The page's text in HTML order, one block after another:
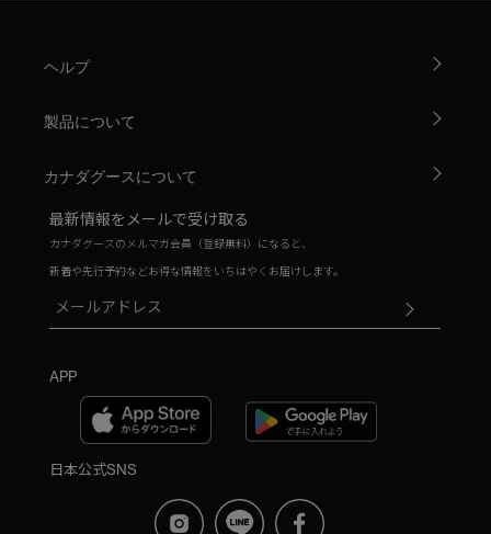
ヘルプ
製品について
カナダグースについて
最新情報をメールで受け取る
カナダグースのメルマガ会員（登録無料）になると、
新着や先行予約などお得な情報をいちはやくお届けします。
APP
日本公式SNS